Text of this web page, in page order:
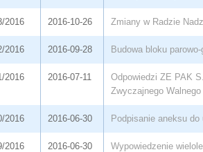
2016 2016-10-26 Zmiany w Radzie
2016 2016-09-28 Budowa bloku
2016 2016-07-11
Odpowiedzi ZE PAK
Zwyczajnego
2016 2016-06-30 Podpisanie aneksu
2016 2016-06-30 Wypowiedzenie